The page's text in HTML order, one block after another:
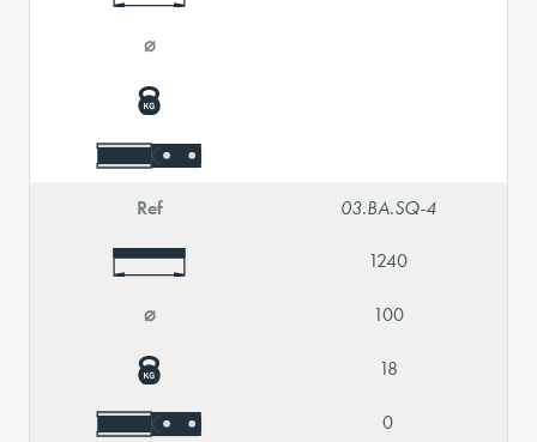
⌀
Ref 03.BA.SQ-4
1240
⌀ 100
18
0